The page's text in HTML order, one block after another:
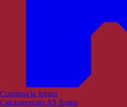
Continua la lettura
Calciomercato AS Roma